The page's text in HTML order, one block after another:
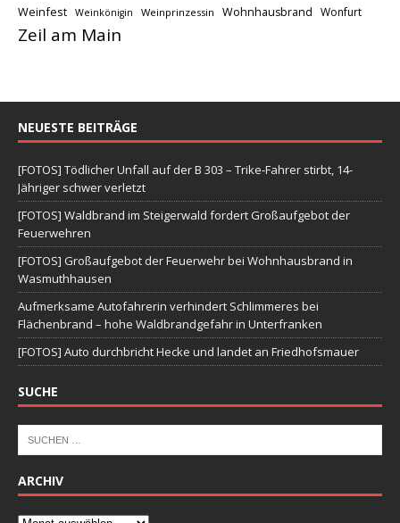
Weinfest Weinkönigin Weinprinzessin Wohnhausbrand Wonfurt
Zeil am Main
NEUESTE BEITRÄGE
[FOTOS] Tödlicher Unfall auf der B 303 – Trike-Fahrer stirbt, 14-
Jähriger schwer verletzt
[FOTOS] Waldbrand im Steigerwald fordert Großaufgebot der
Feuerwehren
[FOTOS] Großaufgebot der Feuerwehr bei Wohnhausbrand in
Wasmuthhausen
Aufmerksame Autofahrerin verhindert Schlimmeres bei
Flächenbrand – hohe Waldbrandgefahr in Unterfranken
[FOTOS] Auto durchbricht Hecke und landet an Friedhofsmauer
SUCHE
ARCHIV